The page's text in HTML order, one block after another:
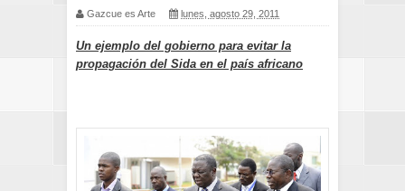
Gazcue es Arte lunes, agosto 29, 2011
Un ejemplo del gobierno para evitar la
propagación del Sida en el país africano